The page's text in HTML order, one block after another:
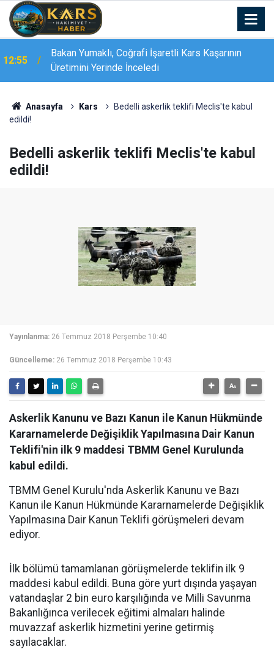
12:55
Bakan Yumaklı, Coğrafi İşaretli Kars Kaşarının
Üretimini Yerinde İnceledi
12:55
Bakan Yumaklı Kars’ta GEKİS’i tanıttı: Büyükbaş
hayvancılıkta "dijital kimlik" dönemi başladı
Anasayfa Kars
Bedelli askerlik teklifi Meclis'te kabul
edildi!
Bedelli askerlik teklifi Meclis'te kabul
edildi!
Yayınlanma: 26 Temmuz 2018 Perşembe 10:40
Güncelleme: 26 Temmuz 2018 Perşembe 10:43
Askerlik Kanunu ve Bazı Kanun ile Kanun Hükmünde
Kararnamelerde Değişiklik Yapılmasına Dair Kanun
Teklifi'nin ilk 9 maddesi TBMM Genel Kurulunda
kabul edildi.
TBMM Genel Kurulu'nda Askerlik Kanunu ve Bazı
Kanun ile Kanun Hükmünde Kararnamelerde Değişiklik
Yapılmasına Dair Kanun Teklifi görüşmeleri devam
ediyor.
İlk bölümü tamamlanan görüşmelerde teklifin ilk 9
maddesi kabul edildi. Buna göre yurt dışında yaşayan
vatandaşlar 2 bin euro karşılığında ve Milli Savunma
Bakanlığınca verilecek eğitimi almaları halinde
muvazzaf askerlik hizmetini yerine getirmiş
sayılacaklar.